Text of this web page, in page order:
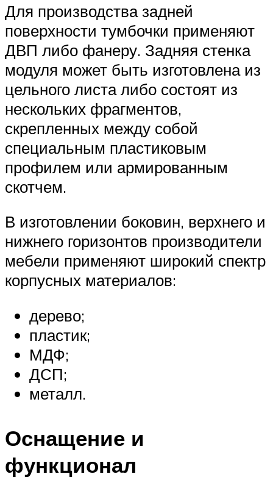
Для производства задней
поверхности тумбочки применяют
ДВП либо фанеру. Задняя стенка
модуля может быть изготовлена из
цельного листа либо состоят из
нескольких фрагментов,
скрепленных между собой
специальным пластиковым
профилем или армированным
скотчем.
В изготовлении боковин, верхнего и
нижнего горизонтов производители
мебели применяют широкий спектр
корпусных материалов:
дерево;
пластик;
МДФ;
ДСП;
металл.
Оснащение и
функционал